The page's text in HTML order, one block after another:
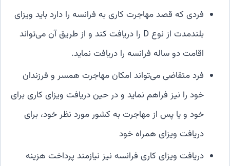
فردی که قصد مهاجرت کاری به فرانسه را دارد باید ویزای
بلندمدت از نوع D را دریافت کند و از طریق آن می‌تواند
اقامت دو ساله فرانسه را دریافت نماید.
فرد متقاضی می‌تواند امکان مهاجرت همسر و فرزندان
خود را نیز فراهم نماید و در حین دریافت ویزای کاری برای
خود و یا پس از مهاجرت به کشور مورد نظر خود، برای
دریافت ویزای همراه خود
دریافت ویزای کاری فرانسه نیز نیازمند پرداخت هزینه